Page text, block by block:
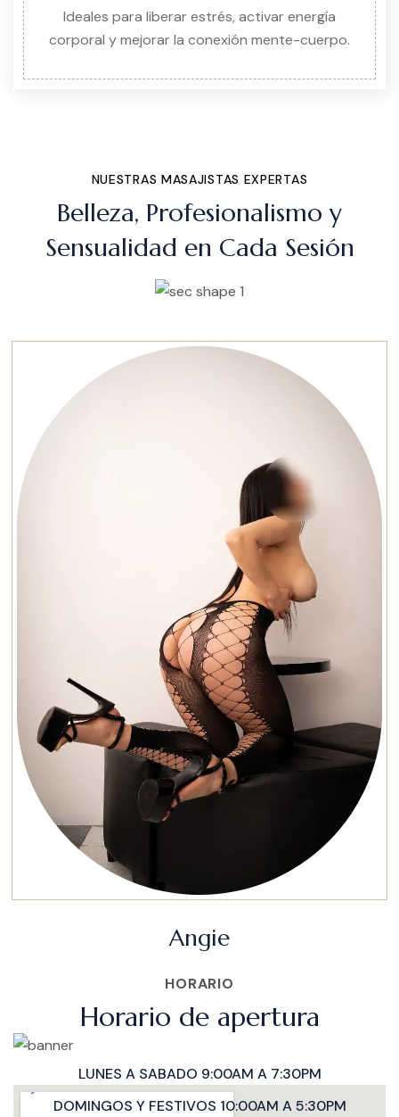
Ideales para liberar estrés, activar energía
corporal y mejorar la conexión mente-cuerpo.
NUESTRAS MASAJISTAS EXPERTAS
Belleza, Profesionalismo y
Sensualidad en Cada Sesión
Angie
HORARIO
Horario de apertura
LUNES A SABADO 9:00AM A 7:30PM
DOMINGOS Y FESTIVOS 10:00AM A 5:30PM